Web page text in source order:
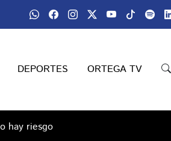
DEPORTES ORTEGA TV
hay riesgo